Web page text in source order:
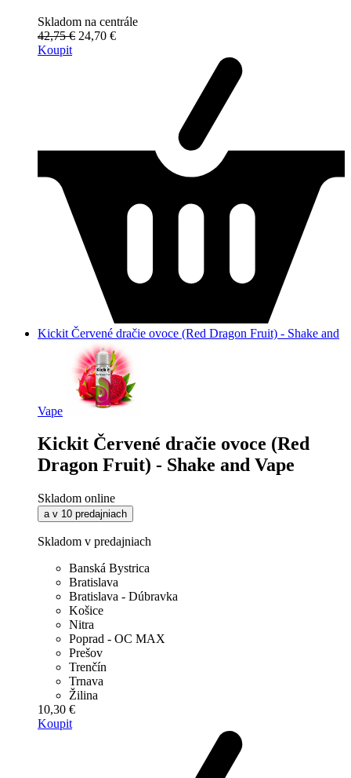
Skladom na centrále
42,75 € 24,70 €
Koupit
Kickit Červené dračie ovoce (Red Dragon Fruit) - Shake and
Vape
Kickit Červené dračie ovoce (Red
Dragon Fruit) - Shake and Vape
Skladom online
a v 10 predajniach
Skladom v predajniach
Banská Bystrica
Bratislava
Bratislava - Dúbravka
Košice
Nitra
Poprad - OC MAX
Prešov
Trenčín
Trnava
Žilina
10,30 €
Koupit